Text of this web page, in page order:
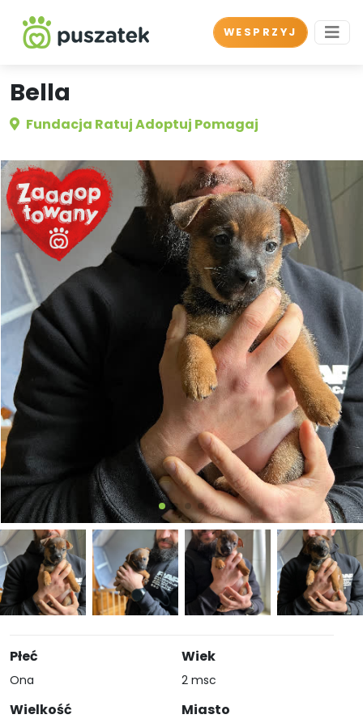
WESPRZYJ
Bella
Fundacja Ratuj Adoptuj Pomagaj
Płeć
Ona
Wielkość
Wiek
2 msc
Miasto